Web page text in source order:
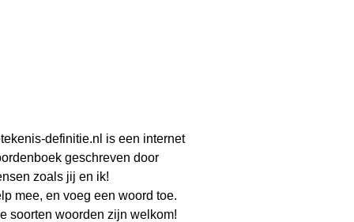
definitie.nl is een internet
geschreven door
zoals jij en ik!
mee, en voeg een woord toe.
soorten woorden zijn welkom!